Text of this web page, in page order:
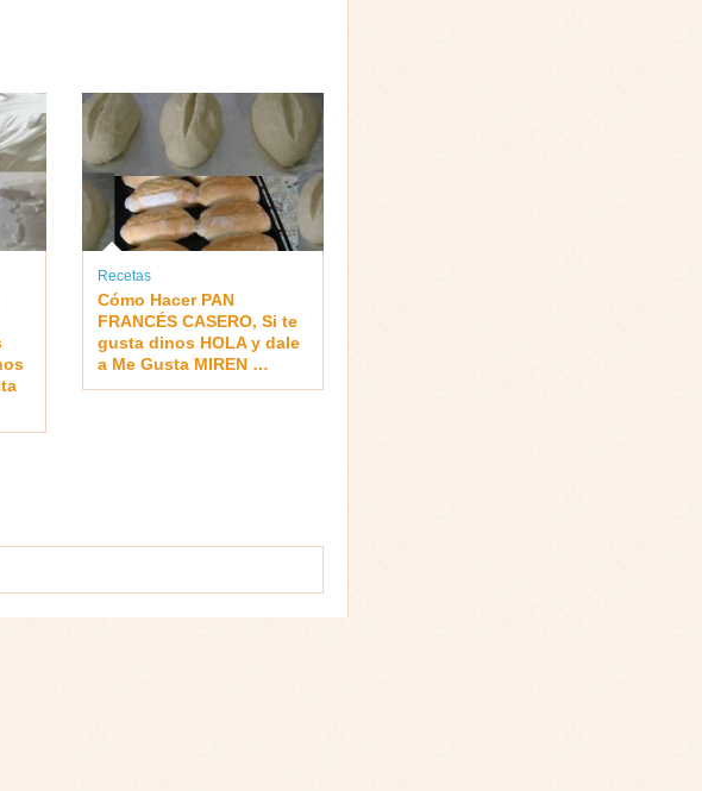
Recetas
Cómo Hacer PAN
FRANCÉS CASERO, Si te
gusta dinos HOLA y dale
a Me Gusta MIREN …